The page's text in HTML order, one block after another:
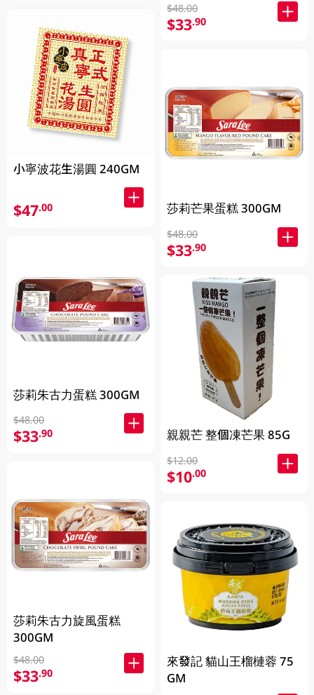
小寧波花生湯圓 240GM
$47.00
莎莉朱古力蛋糕 300GM
$48.00
$33.90
莎莉朱古力旋風蛋糕
300GM
$48.00
$33.90
$48.00
$33.90
莎莉芒果蛋糕 300GM
$48.00
$33.90
親親芒 整個凍芒果 85G
$12.00
$10.00
來發記 貓山王榴槤蓉 75
GM